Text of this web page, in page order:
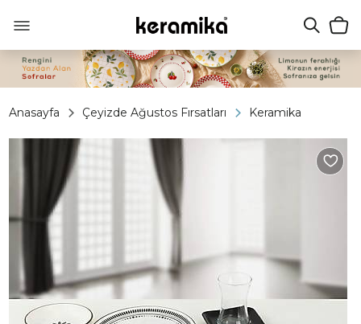
Anasayfa Çeyizde Ağustos Fırsatları Keramika